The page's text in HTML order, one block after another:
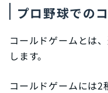
プロ野球での
コールドゲームとは
します。
コールドゲームには2